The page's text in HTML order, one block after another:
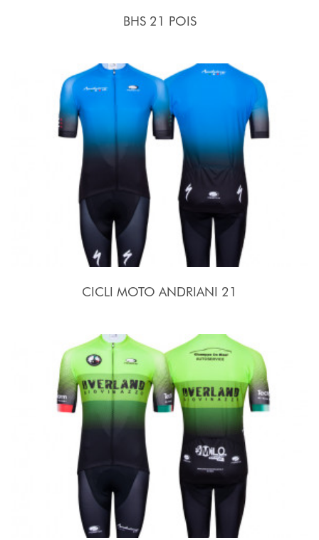
BHS 21 POIS
CICLI MOTO ANDRIANI 21